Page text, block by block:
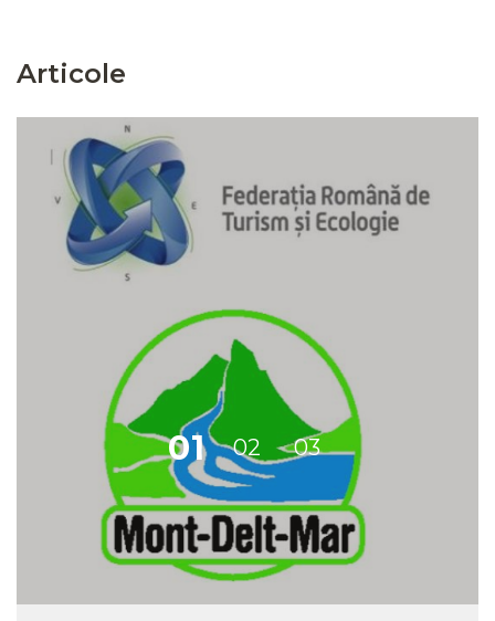
Articole